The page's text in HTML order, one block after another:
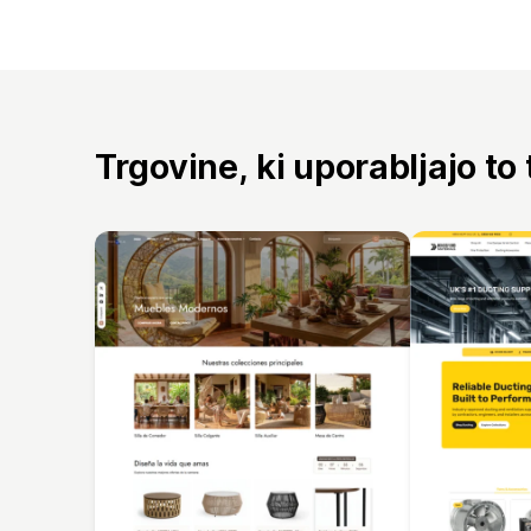
Trgovine, ki uporabljajo to